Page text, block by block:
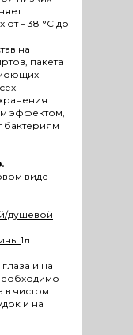
от – 38 °С до
на
пакета
эффектом,
бактериям
виде
душевой
1л.
и на
в чистом
и на